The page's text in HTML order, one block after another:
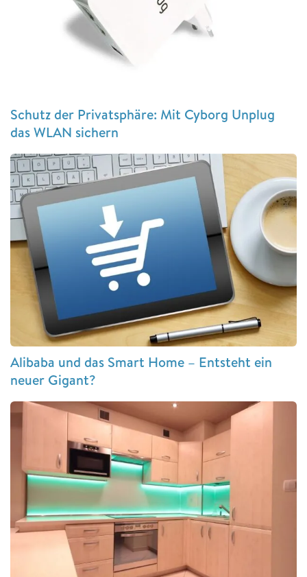
Schutz der Privatsphäre: Mit Cyborg Unplug
das WLAN sichern
Alibaba und das Smart Home – Entsteht ein
neuer Gigant?